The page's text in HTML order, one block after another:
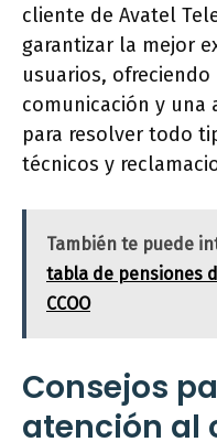
cliente de Avatel
garantizar la mejor
usuarios,
comunicación y una
para resolver todo
técnicos y
También te puede
tabla de pensiones
CCOO
Consejos
atención al